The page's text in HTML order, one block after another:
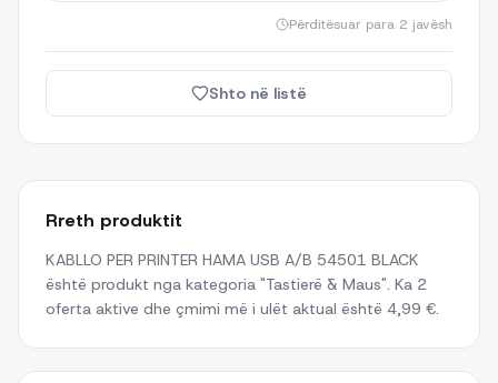
Përditësuar para 2 javësh
Shto në listë
Rreth produktit
KABLLO PER PRINTER HAMA USB A/B 54501 BLACK
është produkt nga kategoria "Tastierë & Maus". Ka 2
oferta aktive dhe çmimi më i ulët aktual është 4,99 €.